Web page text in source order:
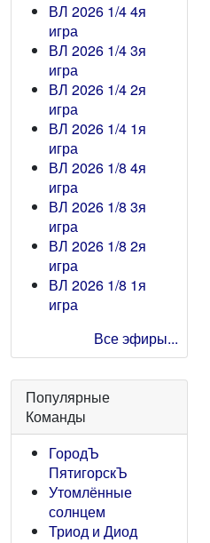
ВЛ 2026 1/4 4я
игра
ВЛ 2026 1/4 3я
игра
ВЛ 2026 1/4 2я
игра
ВЛ 2026 1/4 1я
игра
ВЛ 2026 1/8 4я
игра
ВЛ 2026 1/8 3я
игра
ВЛ 2026 1/8 2я
игра
ВЛ 2026 1/8 1я
игра
Все эфиры...
Популярные
Команды
ГородЪ
ПятигорскЪ
Утомлённые
солнцем
Триод и Диод